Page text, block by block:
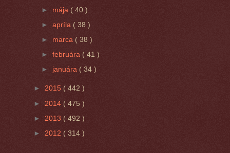
► mája( 40 )
►apríla ( 38 )
► marca ( 38 )
►februára ( 41 )
► januára ( 34 )
► 2015 ( 442 )
► 2014 ( 475 )
► 2013 ( 492 )
► 2012 ( 314 )